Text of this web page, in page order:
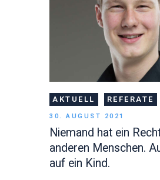
AKTUELL REFERATE
30. AUGUST 2021
Niemand hat ein
anderen Menschen.
auf ein Kind.